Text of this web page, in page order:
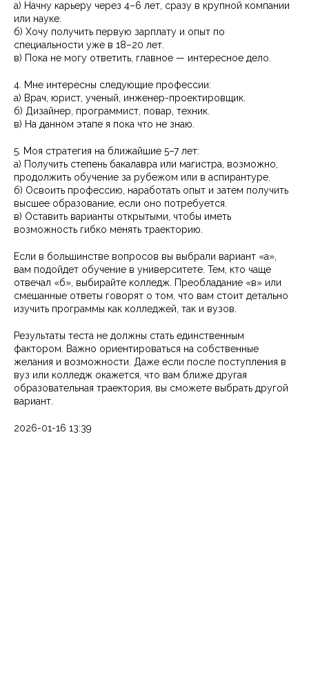
а) Начну карьеру через 4–6 лет, сразу в крупной компании
или науке.
б) Хочу получить первую зарплату и опыт по
специальности уже в 18–20 лет.
в) Пока не могу ответить, главное — интересное дело.
4. Мне интересны следующие профессии:
а) Врач, юрист, ученый, инженер-проектировщик.
б) Дизайнер, программист, повар, техник.
в) На данном этапе я пока что не знаю.
5. Моя стратегия на ближайшие 5–7 лет:
а) Получить степень бакалавра или магистра, возможно,
продолжить обучение за рубежом или в аспирантуре.
б) Освоить профессию, наработать опыт и затем получить
высшее образование, если оно потребуется.
в) Оставить варианты открытыми, чтобы иметь
возможность гибко менять траекторию.
Если в большинстве вопросов вы выбрали вариант «а»,
вам подойдет обучение в университете. Тем, кто чаще
отвечал «б», выбирайте колледж. Преобладание «в» или
смешанные ответы говорят о том, что вам стоит детально
изучить программы как колледжей, так и вузов.
Результаты теста не должны стать единственным
фактором. Важно ориентироваться на собственные
желания и возможности. Даже если после поступления в
вуз или колледж окажется, что вам ближе другая
образовательная траектория, вы сможете выбрать другой
вариант.
2026-01-16 13:39